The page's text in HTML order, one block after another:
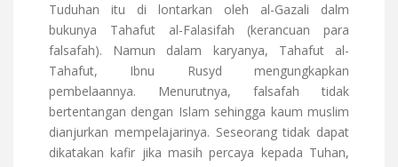
Tuduhan itu di lontarkan oleh al-Gazali dalm
bukunya Tahafut al-Falasifah (kerancuan para
falsafah). Namun dalam karyanya, Tahafut al-
Tahafut, Ibnu Rusyd mengungkapkan
pembelaannya. Menurutnya, falsafah tidak
bertentangan dengan Islam sehingga kaum muslim
dianjurkan mempelajarinya. Seseorang tidak dapat
dikatakan kafir jika masih percaya kepada Tuhan,